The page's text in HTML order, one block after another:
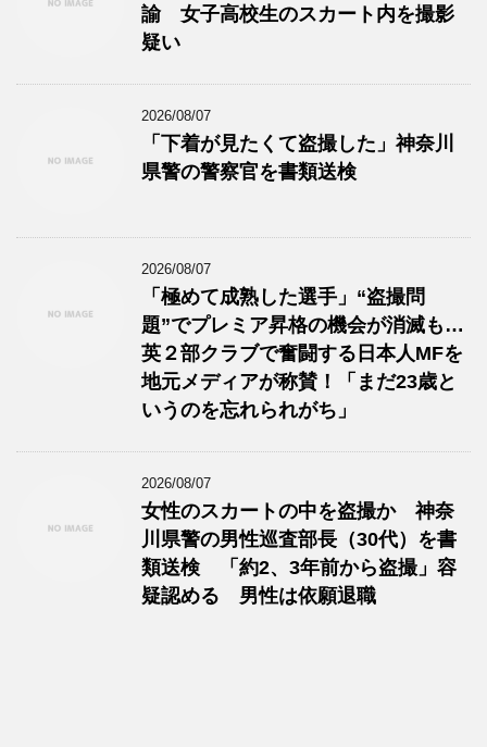
諭 女子高校生のスカート内を撮影
疑い
2026/08/07
「下着が見たくて盗撮した」神奈川
県警の警察官を書類送検
2026/08/07
「極めて成熟した選手」“盗撮問
題”でプレミア昇格の機会が消滅も…
英２部クラブで奮闘する日本人MFを
地元メディアが称賛！「まだ23歳と
いうのを忘れられがち」
2026/08/07
女性のスカートの中を盗撮か 神奈
川県警の男性巡査部長（30代）を書
類送検 「約2、3年前から盗撮」容
疑認める 男性は依願退職